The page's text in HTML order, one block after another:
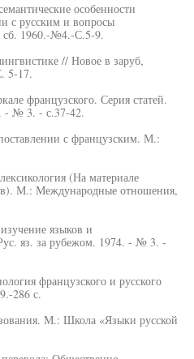
особенности
с русским и вопросы
сб. 1960.-№4.-С.5-9.
// Новое в заруб,
5-17.
французского. Серия статей.
- № 3. - с.37-42.
с французским. М.:
(На материале
М.: Международные отношения,
языков и
яз. за рубежом. 1974. - № 3. -
французского и русского
286 с.
М.: Школа «Языки русской